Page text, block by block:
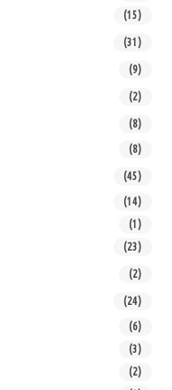
(15)
(31)
(9)
(2)
(8)
(8)
(45)
(14)
(1)
(23)
(2)
(24)
(6)
(3)
(2)